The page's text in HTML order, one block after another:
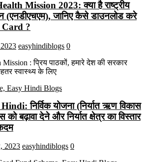
Mission 2023: क्या है राष्ट्रीय
(एनडीएचएम), जानिए कैसे डाउनलोड करे
?
easyhindiblogs 0
: प्रिय पाठकों, हमारे देश की सरकार
स्वास्थ्य के लिए
निर्विक योजना (निर्यात ऋण विकास
बढ़ावा देने और निर्यात क्षेत्र का विस्तार
2023 easyhindiblogs 0